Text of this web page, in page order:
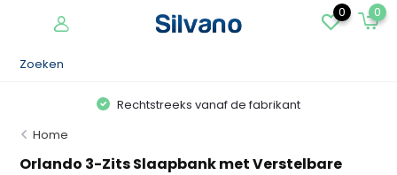
0 0
Rechtstreeks vanaf de fabrikant
Home
Orlando 3-Zits Slaapbank met Verstelbare